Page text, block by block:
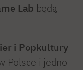
Lab będą
i Popkultury
Polsce i jedno